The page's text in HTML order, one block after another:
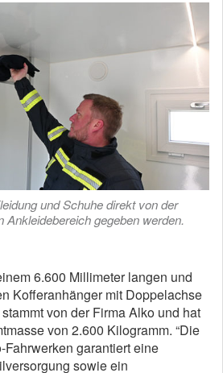
und Schuhe direkt von der
Ankleidebereich gegeben werden.
6.600 Millimeter langen und
Kofferanhänger mit Doppelachse
von der Firma Alko und hat
von 2.600 Kilogramm. “Die
garantiert eine
sowie ein